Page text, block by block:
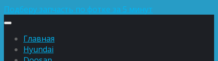
Подберу запчасть по фотке за 5 минут
Главная
Hyundai